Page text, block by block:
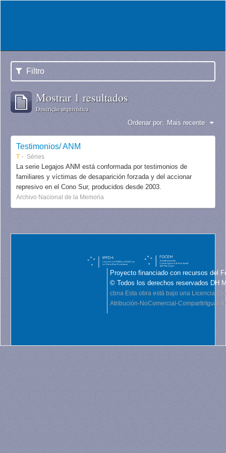
Filtro
Mostrar 1 resultados
Descrição arquivística
Ordenar por: Mais recente
Testimonios/ ANM
T Séries
La serie Legajos ANM está conformada por testimonios de
familiares y víctimas de desaparición forzada y del accionar
represivo en el Cono Sur, producidos desde 2003.
Archivo Nacional de la Memoria
Proyecto financiado con recursos del
© Todos los derechos reservados DH
cbna Esta obra está bajo una Licencia
Atribución-NoComercial-CompartirIgual